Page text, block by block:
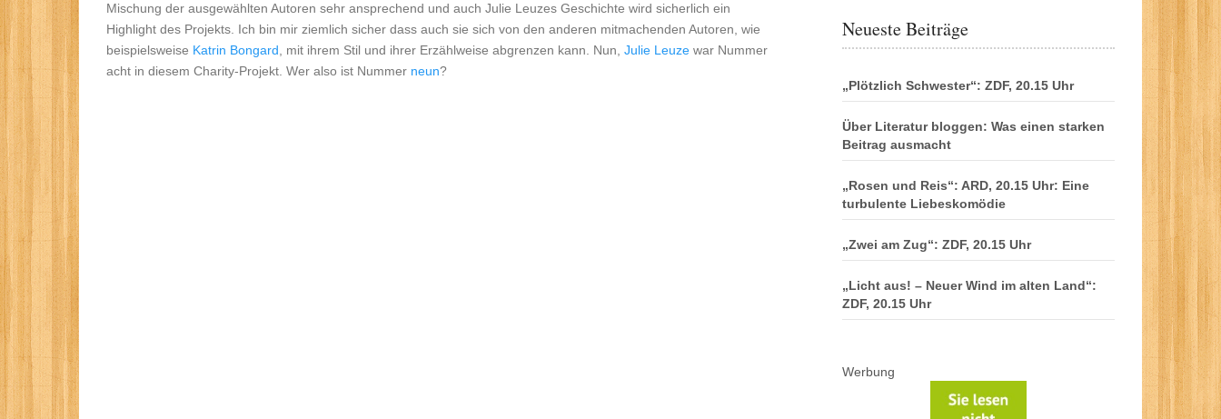
Mischung der ausgewählten Autoren sehr ansprechend und auch Julie Leuzes Geschichte wird sicherlich ein
Highlight des Projekts. Ich bin mir ziemlich sicher dass auch sie sich von den anderen mitmachenden Autoren, wie
beispielsweise Katrin Bongard , mit ihrem Stil und ihrer Erzählweise abgrenzen kann. Nun, Julie Leuze war Nummer
acht in diesem Charity-Projekt. Wer also ist Nummer neun?
Neueste Beiträge
„Plötzlich Schwester“: ZDF, 20.15 Uhr
Über Literatur bloggen: Was einen starken
Beitrag ausmacht
„Rosen und Reis“: ARD, 20.15 Uhr: Eine
turbulente Liebeskomödie
„Zwei am Zug“: ZDF, 20.15 Uhr
„Licht aus! – Neuer Wind im alten Land“:
ZDF, 20.15 Uhr
Werbung